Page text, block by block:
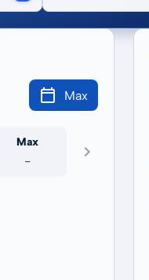
Max
Max
-